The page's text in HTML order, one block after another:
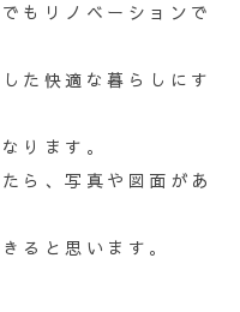
もリノベーションで
た快適な暮らしにす
ります。
ら、写真や図面があ
ると思います。